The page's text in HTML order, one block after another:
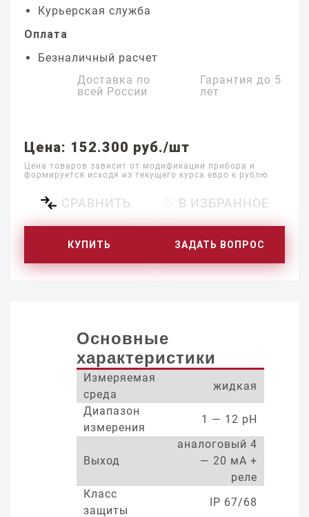
Курьерская служба
Оплата
Безналичный расчет
Доставка по
всей России
Гарантия до 5
лет
Цена: 152.300 руб./шт
Цена товаров зависит от модификации прибора и
формируется исходя из текущего курса евро к рублю
СРАВНИТЬ ♡ В ИЗБРАННОЕ
КУПИТЬ ЗАДАТЬ ВОПРОС
Основные
характеристики
Измеряемая
среда
жидкая
Диапазон
измерения
1 — 12 pH
Выход
аналоговый 4
— 20 мА +
реле
Класс
защиты
IP 67/68